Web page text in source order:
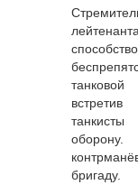
оборону.
бригаду.